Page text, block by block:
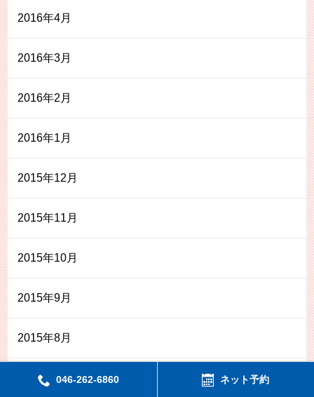
2016年4月
2016年3月
2016年2月
2016年1月
2015年12月
2015年11月
2015年10月
2015年9月
2015年8月
2015年7月046-262-6860 ネット予約